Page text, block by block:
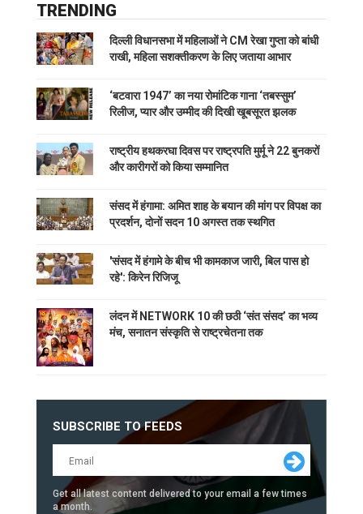
TRENDING
दिल्ली विधानसभा में महिलाओं ने CM रेखा गुप्ता को बांधी
राखी, महिला सशक्तीकरण के लिए जताया आभार
‘बटवारा 1947’ का नया रोमांटिक गाना ‘तबस्सुम’
रिलीज, प्यार और उम्मीद की दिखी खूबसूरत झलक
राष्ट्रीय हथकरघा दिवस पर राष्ट्रपति मुर्मू ने 22 बुनकरों
और कारीगरों को किया सम्मानित
संसद में हंगामा: अमित शाह के बयान की मांग पर विपक्ष का
प्रदर्शन, दोनों सदन 10 अगस्त तक स्थगित
'संसद में हंगामे के बीच भी कामकाज जारी, बिल पास हो
रहे': किरेन रिजिजू
लंदन में NETWORK 10 की छठी ‘संत संसद’ का भव्य
मंच, सनातन संस्कृति से राष्ट्रचेतना तक
SUBSCRIBE TO FEEDS
Get all latest content delivered to your email a few times
a month.